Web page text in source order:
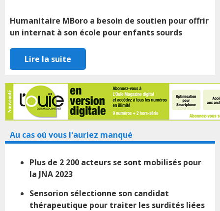
Humanitaire MBoro a besoin de soutien pour offrir
un internat à son école pour enfants sourds
Lire la suite
Au cas où vous l'auriez manqué
Plus de 2 200 acteurs se sont mobilisés pour
la JNA 2023
Sensorion sélectionne son candidat
thérapeutique pour traiter les surdités liées